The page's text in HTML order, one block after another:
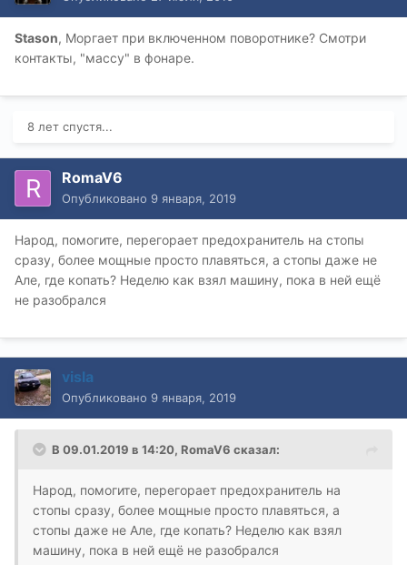
Stason, Моргает при включенном поворотнике? Смотри
контакты, "массу" в фонаре.
8 лет спустя...
RomaV6
Опубликовано 9 января, 2019
Народ, помогите, перегорает предохранитель на стопы
сразу, более мощные просто плавяться, а стопы даже не
Але, где копать? Неделю как взял машину, пока в ней ещё
не разобрался
visla
Опубликовано 9 января, 2019
В 09.01.2019 в 14:20, RomaV6 сказал:
Народ, помогите, перегорает предохранитель на
стопы сразу, более мощные просто плавяться, а
стопы даже не Але, где копать? Неделю как взял
машину, пока в ней ещё не разобрался